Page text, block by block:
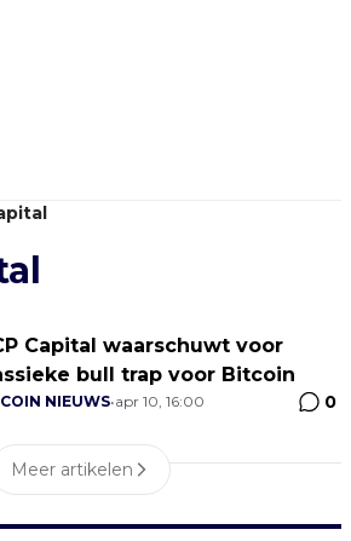
Capital waarschuwt voor
bull trap voor Bitcoin
NIEUWS•apr 10, 16:00 0
Meer artikelen